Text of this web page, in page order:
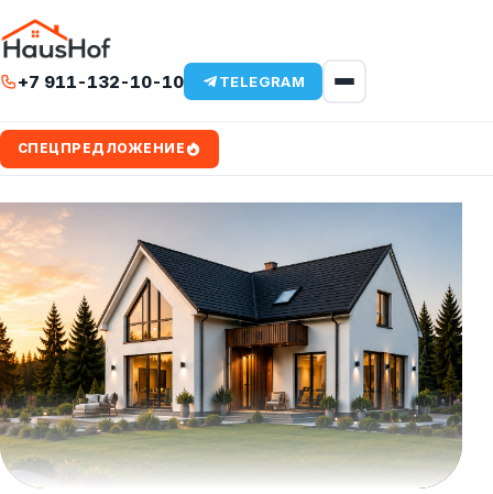
+7 911-132-10-10 TELEGRAM
СПЕЦПРЕДЛОЖЕНИЕ
Портфолио
Железобетонные кровли
Утеплённый фундамент